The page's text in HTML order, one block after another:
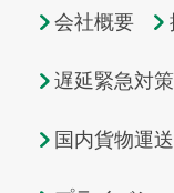
会社概要
遅延緊急対策
国内貨物運